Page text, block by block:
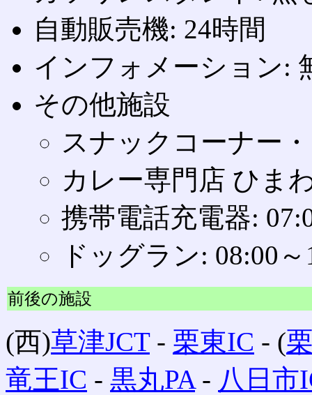
自動販売機: 24時間
インフォメーション:
その他施設
スナックコーナー
カレー専門店 ひま
携帯電話充電器:
ドッグラン: 08:00～
前後の施設
(西)草津JCT‐ 栗東IC ‐ (
竜王IC ‐ 黒丸PA‐ 八日市